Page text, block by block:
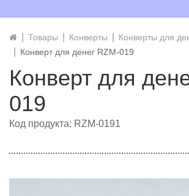
Товары Конверты
Конверты для
Конверт для денег RZM-019
Конверт для
019
Код продукта: RZM-0191